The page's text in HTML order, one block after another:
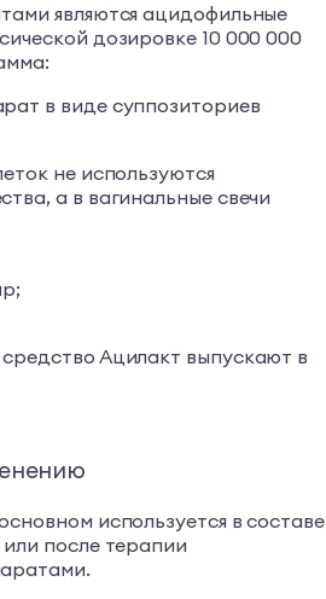
являются ацидофильные
дозировке 10 000 000
в виде суппозиториев
не используются
а в вагинальные свечи
Ацилакт выпускают в
используется в составе
или после терапии